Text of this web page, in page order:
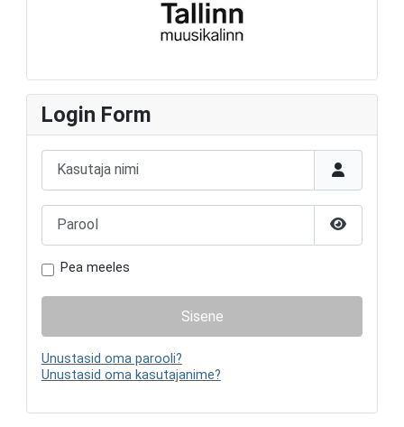
Login Form
Kasutaja nimi
Parool
Näita
Pea meeles
Sisene
Unustasid oma parooli?
Unustasid oma kasutajanime?